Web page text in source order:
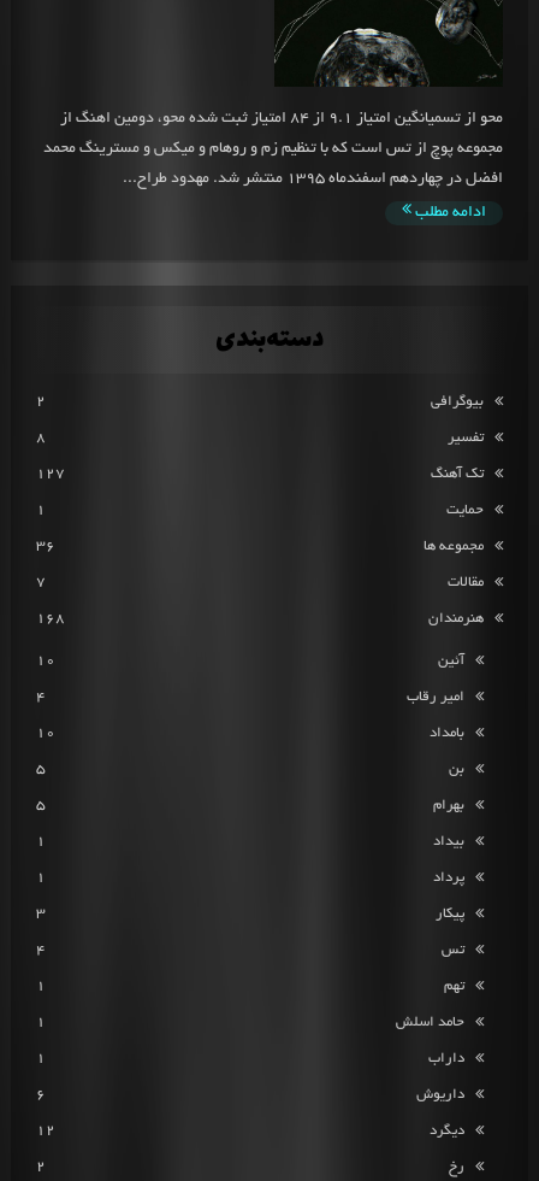
محو از تسمیانگین امتیاز 9.1 از 84 امتیاز ثبت شده محو، دومین اهنگ از
مجموعه پوچ از تس است که با تنظیم زم و روهام و میکس و مسترینگ محمد
افضل در چهاردهم اسفندماه 1395 منتشر شد. مهدود طراح...
ادامه مطلب
دسته‌بندی
بیوگرافی 2
تفسیر 8
تک آهنگ 127
حمایت 1
مجموعه ها 36
مقالات 7
هنرمندان 168
آئین 10
امیر رقاب 4
بامداد 10
بن 5
بهرام 5
بیداد 1
پرداد 1
پیکار 3
تس 4
تهم 1
حامد اسلش 1
داراب 1
داریوش 6
دیگرد 12
رخ 2